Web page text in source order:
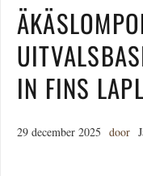
IN FINS
29 december 2025 door